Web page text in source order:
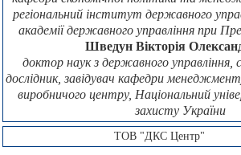
регіональний інститут державного
академії державного управління при
Шведун Вікторія
доктор наук з державного управління,
дослідник, завідувач кафедри
виробничого центру, Національний
захисту України
ТОВ "ДКС Центр"